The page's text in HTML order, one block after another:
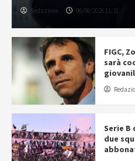
Redazione 06/08/2026 11:31
FIGC,
sarà
Serie B
due